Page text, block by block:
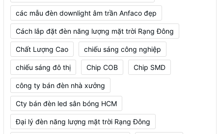
các mẫu đèn downlight âm trần Anfaco đẹp
Cách lắp đặt đèn năng lượng mặt trời Rạng Đông
Chất Lượng Cao chiếu sáng công nghiệp
chiếu sáng đô thị Chip COB Chip SMD
công ty bán đèn nhà xưởng
Cty bán đèn led sân bóng HCM
Đại lý đèn năng lượng mặt trời Rạng Đông